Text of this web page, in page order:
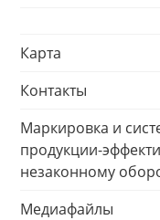
Карта
Контакты
Маркировка и
продукции-
незаконному
Медиафайлы